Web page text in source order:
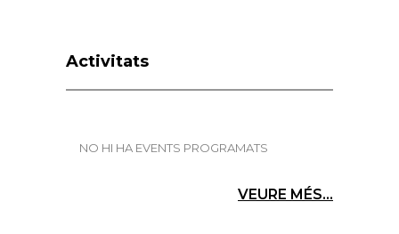
Activitats
NO HI HA EVENTS PROGRAMATS
VEURE MÉS...